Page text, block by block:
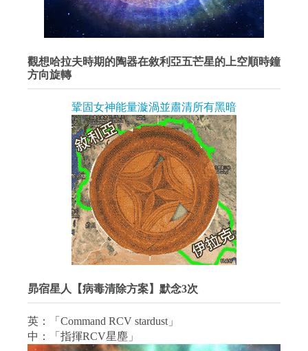
觀想哈拉夫時期的陶器在敘利亞五芒星的上空順時鐘
方向旋轉
鞏固女神能量漩渦並肅清所有黑暗
昴宿星人【病毒清除方案】默念3次
英：「Command RCV stardust」
中：「指揮RCV星塵」